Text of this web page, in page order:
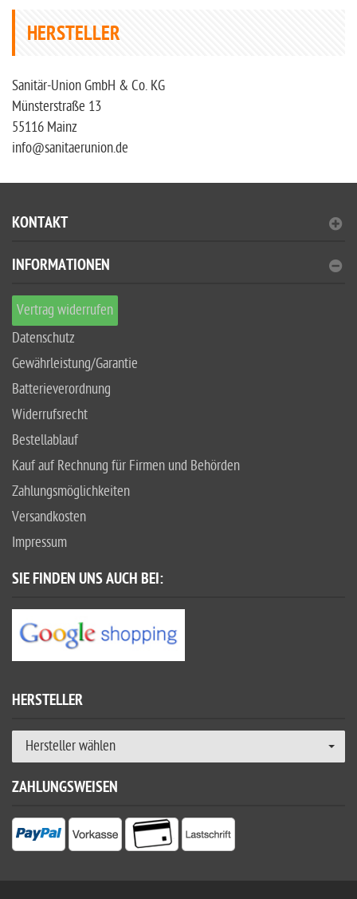
HERSTELLER
Sanitär-Union GmbH & Co. KG
Münsterstraße 13
55116 Mainz
info@sanitaerunion.de
KONTAKT
INFORMATIONEN
Vertrag widerrufen
Datenschutz
Gewährleistung/Garantie
Batterieverordnung
Widerrufsrecht
Bestellablauf
Kauf auf Rechnung für Firmen und Behörden
Zahlungsmöglichkeiten
Versandkosten
Impressum
SIE FINDEN UNS AUCH BEI:
HERSTELLER
Hersteller wählen
ZAHLUNGSWEISEN